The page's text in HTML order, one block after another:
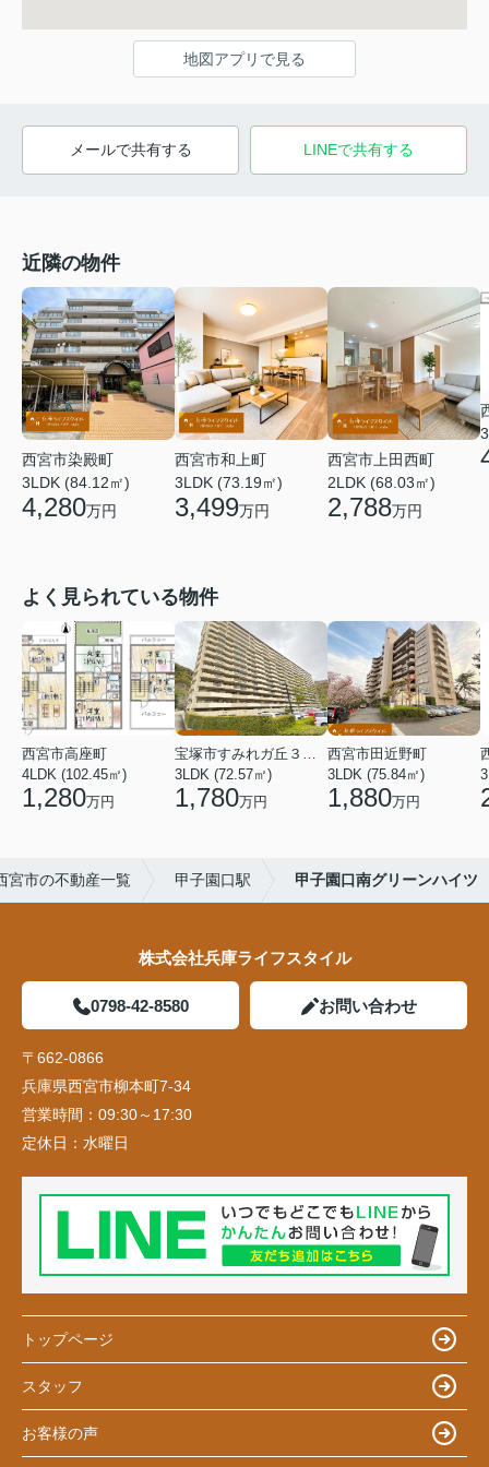
地図アプリで見る
メールで共有する LINEで共有する
近隣の物件
西宮市染殿町
3LDK (84.12㎡)
4,280万円
西宮市和上町
3LDK (73.19㎡)
3,499万円
西宮市上田西町
2LDK (68.03㎡)
2,788万円
よく見られている物件
西宮市高座町
4LDK (102.45㎡)
1,280万円
宝塚市すみれガ丘３丁目
3LDK (72.57㎡)
1,780万円
西宮市田近野町
3LDK (75.84㎡)
1,880万円
宮市の不動産一覧 甲子園口駅 甲子園口南グリーンハイツ
株式会社兵庫ライフスタイル
0798-42-8580 お問い合わせ
〒662-0866
兵庫県西宮市柳本町7-34
営業時間： 09:30～17:30
定休日： 水曜日
トップページ
スタッフ
お客様の声